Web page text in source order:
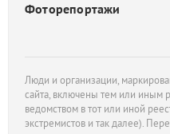
Фоторепортажи
Люди и организации,
сайта, включены тем или иным
ведомством в тот или иной
экстремистов и так далее).